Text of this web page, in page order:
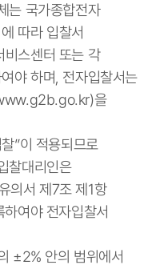
는 국가종합전자
따라 입찰서
비스센터 또는 각
야 하며, 전자입찰서는
을
”이 적용되므로
찰대리인은
의서 제7조 제1항
여야 전자입찰서
±2% 안의 범위에서